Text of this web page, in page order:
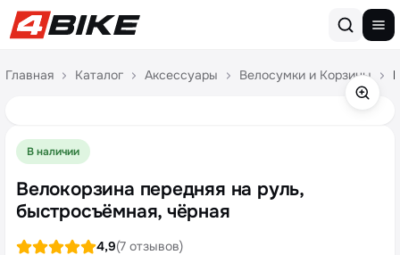
Главная Каталог Аксессуары Велосумки и Корзины
В наличии
Велокорзина передняя на руль,
быстросъёмная, чёрная
4,9(7 отзывов)